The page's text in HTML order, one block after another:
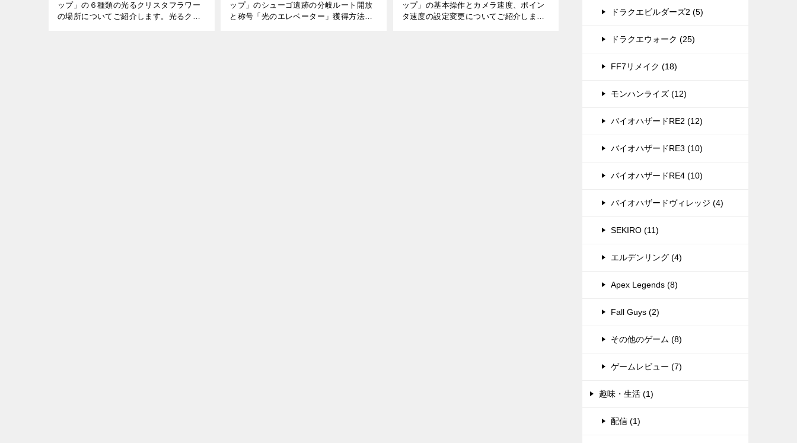
ップ」の６種類の光るクリスタフラワー
の場所についてご紹介します。光るクリ
ップ」のシューゴ遺跡の分岐ルート開放
と称号「光のエレベーター」獲得方法に
ップ」の基本操作とカメラ速度、ポイン
タ速度の設定変更についてご紹介しま
ドラクエビルダーズ2 (5)
ドラクエウォーク (25)
FF7リメイク (18)
モンハンライズ (12)
バイオハザードRE2 (12)
バイオハザードRE3 (10)
バイオハザードRE4 (10)
バイオハザードヴィレッジ (4)
SEKIRO (11)
エルデンリング (4)
Apex Legends (8)
Fall Guys (2)
その他のゲーム (8)
ゲームレビュー (7)
趣味・生活 (1)
配信 (1)